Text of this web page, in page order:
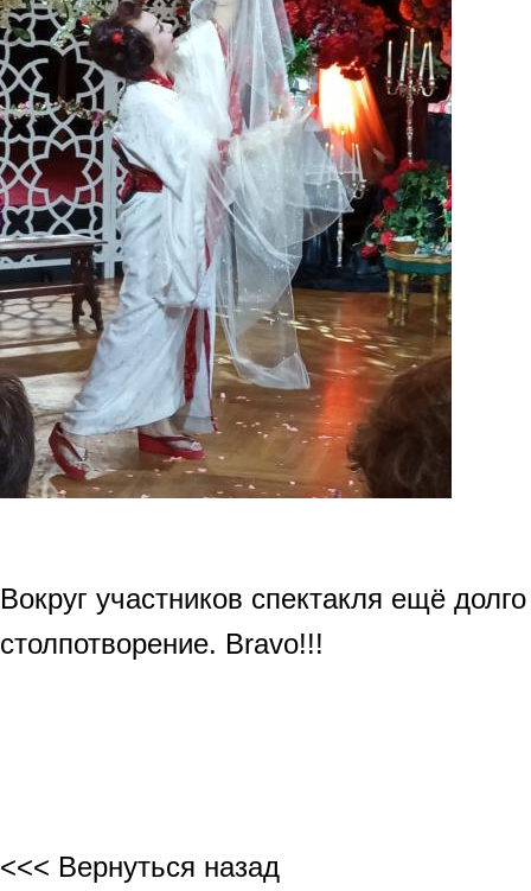
Вокруг участников спектакля ещё
столпотворение. Bravo!!!
<<< Вернуться назад